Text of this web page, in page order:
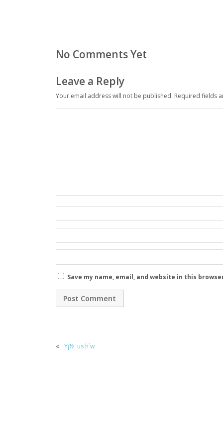
No Comments Yet
Leave a Reply
Your email address will not be published. Required fields
Save my name, email, and website in this
« ¨Y¡½¨us h´w